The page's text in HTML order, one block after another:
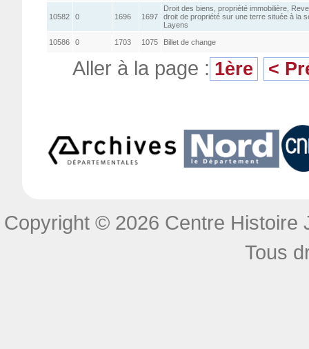
10582 0 1696 1697
Droit des biens, propriété immobilière,
droit de propriété sur une terre située à la
Layens
10586 0 1703 1075 Billet de change
Aller à la page : 1ère <
Copyright © 2026 Centre Histoire
Tous